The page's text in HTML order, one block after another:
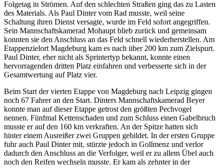
Folgetag in Strömen. Auf den schlechten Straßen ging das zu Lasten
des Materials. Als Paul Dinter vom Rad musste, weil seine
Schaltung ihren Dienst versagte, wurde im Feld sofort angegriffen.
Sein Mannschaftskamerad Mohaupt blieb zurück und gemeinsam
konnten sie den Anschluss an das Feld schnell wiederherstellen. Am
Etappenzielort Magdeburg kam es nach über 200 km zum Zielspurt.
Paul Dinter, eher nicht als Sprintertyp bekannt, konnte einen
hervorragenden dritten Platz einfahren und verbesserte sich in der
Gesamtwertung auf Platz vier.
Beim Start der vierten Etappe von Magdeburg nach Leipzig gingen
noch 67 Fahrer an den Start. Dinters Mannschaftskamerad Beyer
konnte man auf dieser Etappe getrost den größten Pechvogel
nennen. Fünfmal Kettenschaden und zum Schluss einen Gabelbruch
musste er auf den 160 km verkraften. An der Spitze hatten sich
hinter einem Ausreißer zwei Gruppen gebildet. In der ersten Gruppe
fuhr auch Paul Dinter mit, stürzte jedoch in Gollmenz und verlor
dadurch den Anschluss an die Verfolger, weil er zu allem Übel auch
noch den Reifen wechseln musste. Er kam als zehnter in der